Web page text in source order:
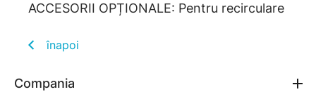
ACCESORII OPȚIONALE: Pentru recirculare
înapoi
Compania